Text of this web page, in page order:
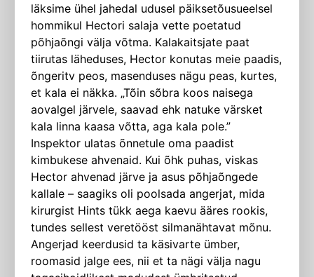
läksime ühel jahedal udusel päiksetõusueelsel
hommikul Hectori salaja vette poetatud
põhjaõngi välja võtma. Kalakaitsjate paat
tiirutas lähedu­ses, Hector konutas meie paadis,
õngeritv peos, masenduses nägu peas, kur­tes,
et kala ei näkka. „Tõin sõbra koos naisega
aovalgel järvele, saavad ehk natuke värsket
kala linna kaasa võtta, aga kala pole.”
Inspektor ulatas õnnetule oma paadist
kimbukese ahvenaid. Kui õhk puhas, viskas
Hector ahvenad järve ja asus põhjaõngede
kallale – saagiks oli poolsada angerjat, mida
kirurgist Hints tükk aega kaevu ääres rookis,
tundes sellest veretööst silmanähtavat mõnu.
Angerj­ad keerdusid ta käsivarte ümber,
roomasid jalge ees, nii et ta nägi välja nagu